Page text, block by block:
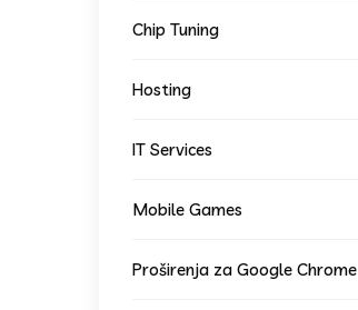
Chip Tuning
Hosting
IT Services
Mobile Games
Proširenja za Google Chrome